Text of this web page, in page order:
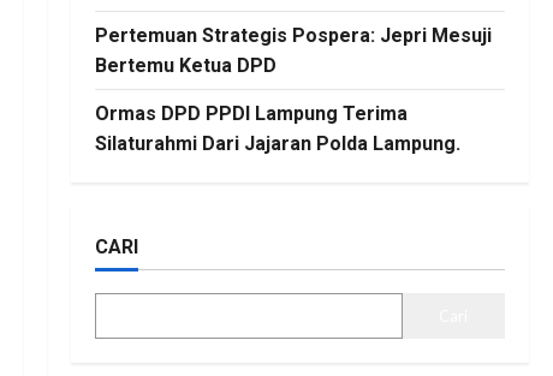
Pertemuan Strategis Pospera: Jepri Mesuji
Bertemu Ketua DPD
Ormas DPD PPDI Lampung Terima
Silaturahmi Dari Jajaran Polda Lampung.
CARI